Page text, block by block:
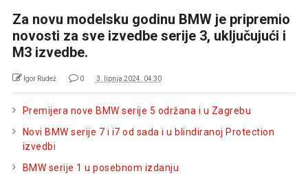
Za novu modelsku godinu BMW je pripremio
novosti za sve izvedbe serije 3, uključujući i
M3 izvedbe.
Igor Rudež 0 3. lipnja 2024. 04:30
Premijera nove BMW serije 5 održana i u Zagrebu
Novi BMW serije 7 i i7 od sada i u blindiranoj Protection
izvedbi
BMW serije 1 u posebnom izdanju